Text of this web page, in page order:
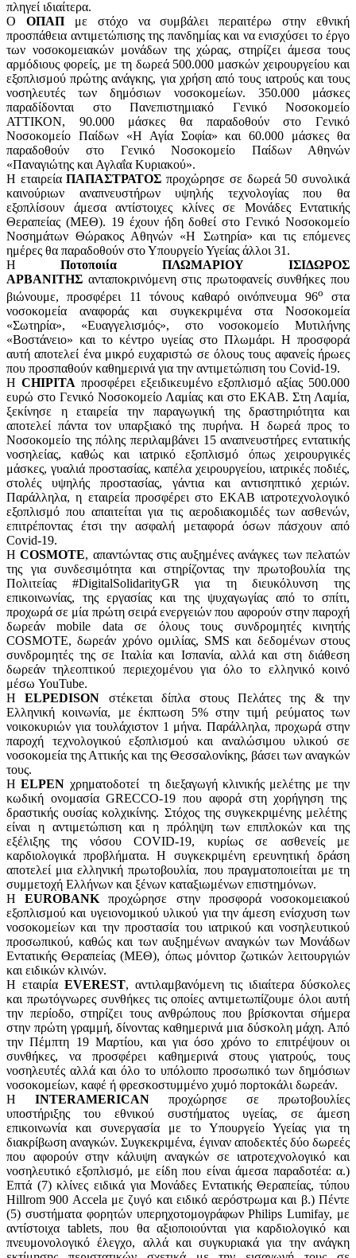
πληγεί ιδιαίτερα.
Ο ΟΠΑΠμε στόχο να συμβάλει περαιτέρω στην εθνική
προσπάθεια αντιμετώπισης της πανδημίας και να ενισχύσει το έργο
των νοσοκομειακών μονάδων της χώρας, στηρίζει άμεσα τους
αρμόδιους φορείς, με τη δωρεά 500.000 μασκών χειρουργείου και
εξοπλισμού πρώτης ανάγκης, για χρήση από τους ιατρούς και τους
νοσηλευτές των δημόσιων νοσοκομείων. 350.000 μάσκες
παραδίδονται στο Πανεπιστημιακό Γενικό Νοσοκομείο
ΑΤΤΙΚΟΝ, 90.000 μάσκες θα παραδοθούν στο Γενικό
Νοσοκομείο Παίδων «Η Αγία Σοφία» και 60.000 μάσκες θα
παραδοθούν στο Γενικό Νοσοκομείο Παίδων Αθηνών
«Παναγιώτης και Αγλαΐα Κυριακού».
Η εταιρείαΠΑΠΑΣΤΡΑΤΟΣ προχώρησε σε δωρεά 50 συνολικά
καινούριων αναπνευστήρων υψηλής τεχνολογίας που θα
εξοπλίσουν άμεσα αντίστοιχες κλίνες σε Μονάδες Εντατικής
Θεραπείας (ΜΕΘ). 19 έχουν ήδη δοθεί στο Γενικό Νοσοκομείο
Νοσημάτων Θώρακος Αθηνών «Η Σωτηρία» και τις επόμενες
ημέρες θα παραδοθούν στο Υπουργείο Υγείας άλλοι 31.
ΗΠοτοποιία ΠΛΩΜΑΡΙΟΥ ΙΣΙΔΩΡΟΣ
ΑΡΒΑΝΙΤΗΣ ανταποκρινόμενη στις πρωτοφανείς συνθήκες που
βιώνουμε, προσφέρει 11 τόνους καθαρό οινόπνευμα 96ο
στα
νοσοκομεία αναφοράς και συγκεκριμένα στα Νοσοκομεία
«Σωτηρία», «Ευαγγελισμός», στο νοσοκομείο Μυτιλήνης
«Βοστάνειο» και το κέντρο υγείας στο Πλωμάρι. Η προσφορά
αυτή αποτελεί ένα μικρό ευχαριστώ σε όλους τους αφανείς ήρωες
που προσπαθούν καθημερινά για την αντιμετώπιση του Covid-19.
Η CHIPITA προσφέρει εξειδικευμένο εξοπλισμό αξίας 500.000
ευρώ στο Γενικό Νοσοκομείο Λαμίας και στο ΕΚΑΒ. Στη Λαμία,
ξεκίνησε η εταιρεία την παραγωγική της δραστηριότητα και
αποτελεί πάντα τον υπαρξιακό της πυρήνα. Η δωρεά προς το
Νοσοκομείο της πόλης περιλαμβάνει 15 αναπνευστήρες εντατικής
νοσηλείας, καθώς και ιατρικό εξοπλισμό όπως χειρουργικές
μάσκες, γυαλιά προστασίας, καπέλα χειρουργείου, ιατρικές ποδιές,
στολές υψηλής προστασίας, γάντια και αντισηπτικό χεριών.
Παράλληλα, η εταιρεία προσφέρει στο ΕKAB ιατροτεχνολογικό
εξοπλισμό που απαιτείται για τις αεροδιακομιδές των ασθενών,
επιτρέποντας έτσι την ασφαλή μεταφορά όσων πάσχουν από
Covid-19.
ΗCOSMOTE, απαντώντας στις αυξημένες ανάγκες των πελατών
της για συνδεσιμότητα και στηρίζοντας την πρωτοβουλία της
Πολιτείας #DigitalSolidarityGR για τη διευκόλυνση της
επικοινωνίας, της εργασίας και της ψυχαγωγίας από το σπίτι,
προχωρά σε μία πρώτη σειρά ενεργειών που αφορούν στην παροχή
δωρεάν mobile data σε όλους τους συνδρομητές κινητής
COSMOTE, δωρεάν χρόνο ομιλίας, SMS και δεδομένων στους
συνδρομητές της σε Ιταλία και Ισπανία, αλλά και στη διάθεση
δωρεάν τηλεοπτικού περιεχομένου για όλο το ελληνικό κοινό
μέσω YouTube.
ΗELPEDISON στέκεται δίπλα στους Πελάτες της & την
Ελληνική κοινωνία, με έκπτωση 5% στην τιμή ρεύματος των
νοικοκυριών για τουλάχιστον 1 μήνα. Παράλληλα, προχωρά στην
παροχή τεχνολογικού εξοπλισμού και αναλώσιμου υλικού σε
νοσοκομεία της Αττικής και της Θεσσαλονίκης, βάσει των αναγκών
τους.
ΗELPEN χρηματοδοτεί τη διεξαγωγή κλινικής μελέτης με την
κωδική ονομασία GRECCO-19 που αφορά στη χορήγηση της
δραστικής ουσίας κολχικίνης. Στόχος της συγκεκριμένης μελέτης
είναι η αντιμετώπιση και η πρόληψη των επιπλοκών και της
εξέλιξης της νόσου COVID-19, κυρίως σε ασθενείς με
καρδιολογικά προβλήματα. Η συγκεκριμένη ερευνητική δράση
αποτελεί μια ελληνική πρωτοβουλία, που πραγματοποιείται με τη
συμμετοχή Ελλήνων και ξένων καταξιωμένων επιστημόνων.
ΗEUROBANK προχώρησε στην προσφορά νοσοκομειακού
εξοπλισμού και υγειονομικού υλικού για την άμεση ενίσχυση των
νοσοκομείων και την προστασία του ιατρικού και νοσηλευτικού
προσωπικού, καθώς και των αυξημένων αναγκών των Μονάδων
Εντατικής Θεραπείας (ΜΕΘ), όπως μόνιτορ ζωτικών λειτουργιών
και ειδικών κλινών.
Η εταιρία EVEREST, αντιλαμβανόμενη τις ιδιαίτερα δύσκολες
και πρωτόγνωρες συνθήκες τις οποίες αντιμετωπίζουμε όλοι αυτή
την περίοδο, στηρίζει τους ανθρώπους που βρίσκονται σήμερα
στην πρώτη γραμμή, δίνοντας καθημερινά μια δύσκολη μάχη. Από
την Πέμπτη 19 Μαρτίου, και για όσο χρόνο το επιτρέψουν οι
συνθήκες, να προσφέρει καθημερινά στους γιατρούς, τους
νοσηλευτές αλλά και όλο το υπόλοιπο προσωπικό των δημόσιων
νοσοκομείων, καφέ ή φρεσκοστυμμένο χυμό πορτοκάλι δωρεάν.
Η INTERAMERICAN προχώρησε σε πρωτοβουλίες
υποστήριξης του εθνικού συστήματος υγείας, σε άμεση
επικοινωνία και συνεργασία με το Υπουργείο Υγείας για τη
διακρίβωση αναγκών. Συγκεκριμένα, έγιναν αποδεκτές δύο δωρεές
που αφορούν στην κάλυψη αναγκών σε ιατροτεχνολογικό και
νοσηλευτικό εξοπλισμό, με είδη που είναι άμεσα παραδοτέα: α.)
Επτά (7) κλίνες ειδικά για Μονάδες Εντατικής Θεραπείας, τύπου
Hillrom 900 Accela με ζυγό και ειδικό αερόστρωμα και β.) Πέντε
(5) συστήματα φορητών υπερηχοτομογράφων Philips Lumifay, με
αντίστοιχα tablets, που θα αξιοποιούνται για καρδιολογικό και
πνευμονολογικό έλεγχο, αλλά και συγκυριακά για την ανάγκη